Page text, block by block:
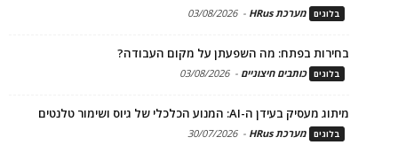
בלוגים מערכת HRus -
03/08/2026
בחירות בפתח: מה השפעתן על מקום העבודה?
בלוגים כותבים חיצוניים -
03/08/2026
מיתוג מעסיק בעידן ה-AI: המנוע הכלכלי של גיוס ושימור טלנטים
בלוגים מערכת HRus -
30/07/2026